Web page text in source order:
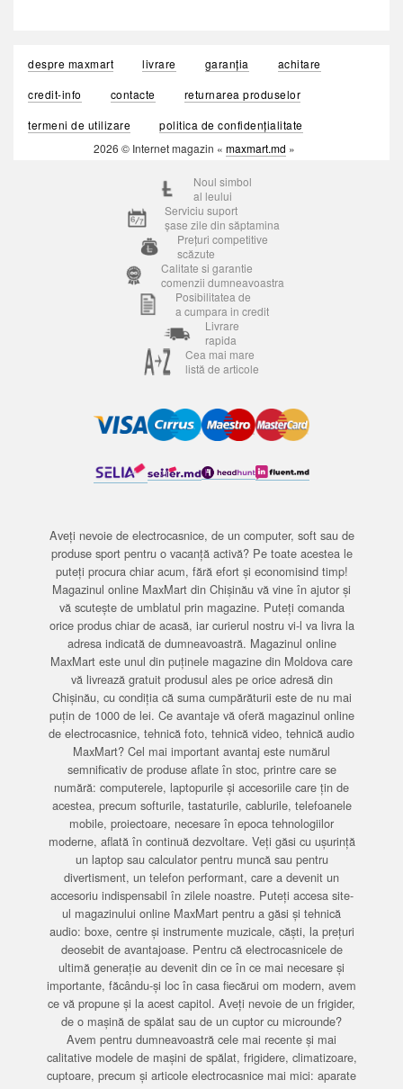
despre maxmart livrare garanția
achitare
credit-info
contacte
returnarea produselor
termeni de utilizare
politica de confidențialitate
2026 © Internet magazin « maxmart.md »
Noul simbol
al leului
Serviciu suport
șase zile din săptamina
Prețuri competitive
scăzute
Calitate si garantie
comenzii dumneavoastra
Posibilitatea de
a cumpara in credit
Livrare
rapida
Cea mai mare
listă de articole
Aveți nevoie de electrocasnice, de un computer, soft sau de
produse sport pentru o vacanță activă? Pe toate acestea le
puteți procura chiar acum, fără efort și economisind timp!
Magazinul online MaxMart din Chișinău vă vine în ajutor și
vă scutește de umblatul prin magazine. Puteți comanda
orice produs chiar de acasă, iar curierul nostru vi-l va livra la
adresa indicată de dumneavoastră. Magazinul online
MaxMart este unul din puținele magazine din Moldova care
vă livrează gratuit produsul ales pe orice adresă din
Chișinău, cu condiția că suma cumpărăturii este de nu mai
puțin de 1000 de lei. Ce avantaje vă oferă magazinul online
de electrocasnice, tehnică foto, tehnică video, tehnică audio
MaxMart? Cel mai important avantaj este numărul
semnificativ de produse aflate în stoc, printre care se
numără: computerele, laptopurile și accesoriile care țin de
acestea, precum softurile, tastaturile, cablurile, telefoanele
mobile, proiectoare, necesare în epoca tehnologiilor
moderne, aflată în continuă dezvoltare. Veți găsi cu ușurință
un laptop sau calculator pentru muncă sau pentru
divertisment, un telefon performant, care a devenit un
accesoriu indispensabil în zilele noastre. Puteți accesa site-
ul magazinului online MaxMart pentru a găsi și tehnică
audio: boxe, centre și instrumente muzicale, căști, la prețuri
deosebit de avantajoase. Pentru că electrocasnicele de
ultimă generație au devenit din ce în ce mai necesare și
importante, făcându-și loc în casa fiecărui om modern, avem
ce vă propune și la acest capitol. Aveți nevoie de un frigider,
de o mașină de spălat sau de un cuptor cu microunde?
Avem pentru dumneavoastră cele mai recente și mai
calitative modele de mașini de spălat, frigidere, climatizoare,
cuptoare, precum și articole electrocasnice mai mici: aparate